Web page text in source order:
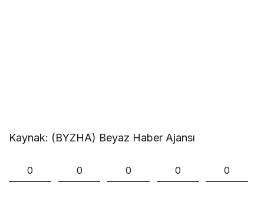
Kaynak: (BYZHA) Beyaz Haber Ajansı
0 0 0 0 0